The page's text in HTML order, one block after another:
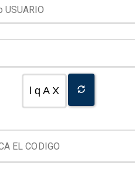
l q A X